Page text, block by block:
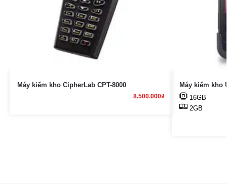
Máy kiểm kho CipherLab CPT-8000
8.500.000₫
Máy kiểm kho
16GB
2GB